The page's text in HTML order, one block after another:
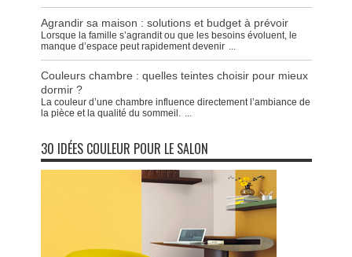
Agrandir sa maison : solutions et budget à prévoir
Lorsque la famille s’agrandit ou que les besoins évoluent, le
manque d’espace peut rapidement devenir ...
Couleurs chambre : quelles teintes choisir pour mieux
dormir ?
La couleur d’une chambre influence directement l’ambiance de
la pièce et la qualité du sommeil. ...
30 IDÉES COULEUR POUR LE SALON